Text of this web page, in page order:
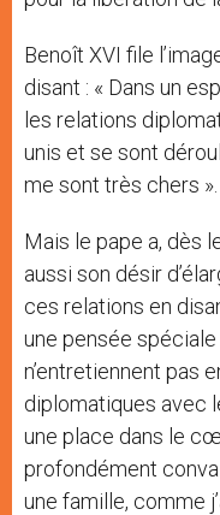
Benoît XVI file
disant : « Dans un
les relations
unis et se sont
me sont très chers ».
Mais le pape a, dès
aussi son désir
ces relations en
une pensée
n’entretiennent pas
diplomatiques avec
une place dans le
profondément
une famille, comme